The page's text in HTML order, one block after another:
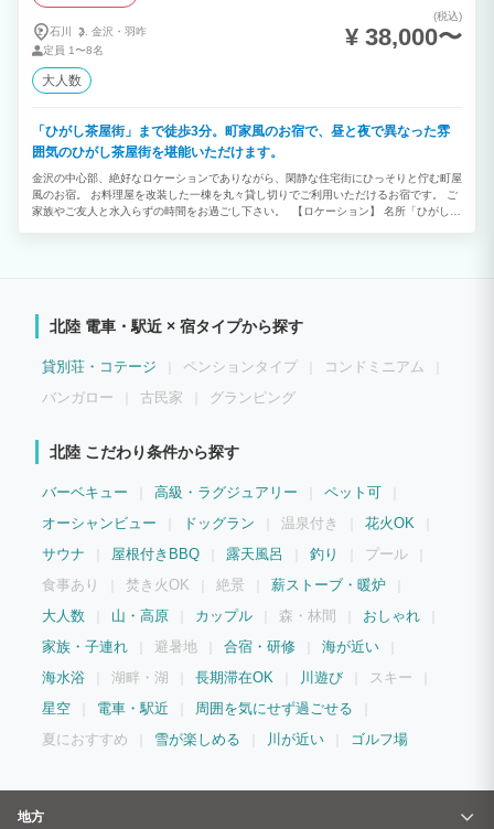
石川 金沢・ 羽咋
定員 1〜8名
(税込)
¥ 38,000〜
大人数
「ひがし茶屋街」まで徒歩3分。町家風のお宿で、昼と夜で異なった雰
囲気のひがし茶屋街を堪能いただけます。
金沢の中心部、絶好なロケーションでありながら、閑静な住宅街にひっそりと佇む町屋
風のお宿。 お料理屋を改装した一棟を丸々貸し切りでご利用いただけるお宿です。 ご
家族やご友人と水入らずの時間をお過ごし下さい。 【ロケーション】 名所「ひがし茶
えるリビングスペースをご用意。 お酒を楽しむバーカウンターやキッチンに加え、フ
で、旅の疲れをゆっくりと癒していただけます。 お客様が快適にお過ごし頂けますよ
う、調理家電や食器を始め、乾燥機能付洗濯機など各種設備の充足に力を入れておりま
す。 元小料理屋ならではの設備を活かし、大人数での食事パーティなどもお楽しみ頂
北陸 電車・駅近 × 宿タイプから探す
貸別荘・コテージ ペンションタイプ
コンドミニアム
バンガロー
古民家 グランピング
北陸 こだわり条件から探す
バーベキュー 高級・ラグジュアリー
ペット可
オーシャンビュー
ドッグラン 温泉付き
花火OK
サウナ
屋根付きBBQ 露天風呂 釣り
プール
食事あり
焚き火OK 絶景
薪ストーブ・暖炉
大人数
山・高原 カップル 森・林間
おしゃれ
家族・子連れ
避暑地 合宿・研修
海が近い
海水浴
湖畔・湖 長期滞在OK 川遊び
スキー
星空
電車・駅近
周囲を気にせず過ごせる
夏におすすめ
雪が楽しめる 川が近い ゴルフ場
地方